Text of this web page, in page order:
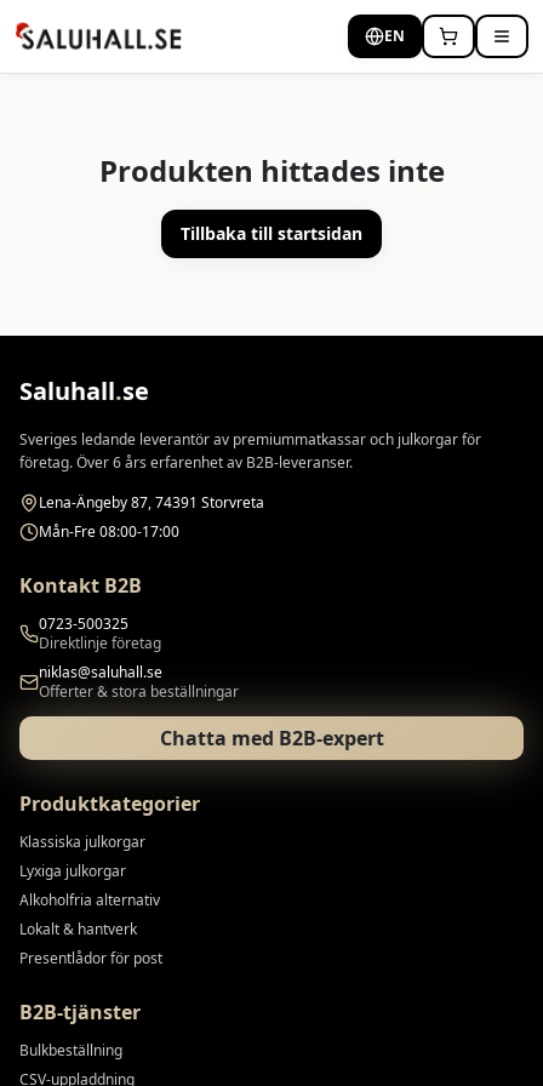
EN
Produkten hittades inte
Tillbaka till startsidan
Saluhall.se
Sveriges ledande leverantör av premiummatkassar och julkorgar för
företag. Över 6 års erfarenhet av B2B-leveranser.
Lena-Ängeby 87, 74391 Storvreta
Mån-Fre 08:00-17:00
Kontakt B2B
0723-500325
Direktlinje företag
niklas@saluhall.se
Offerter & stora beställningar
Chatta med B2B-expert
Produktkategorier
Klassiska julkorgar
Lyxiga julkorgar
Alkoholfria alternativ
Lokalt & hantverk
Presentlådor för post
B2B-tjänster
Bulkbeställning
CSV-uppladdning